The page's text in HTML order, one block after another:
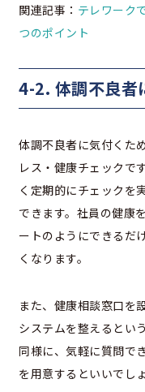
関連記事： テレワーク
つのポイント
4-2. 体調不良者
体調不良者に気付くた
レス・健康チェックで
く定期的にチェックを
できます。社員の健康
ートのようにできるだ
くなります。
また、健康相談窓口を
システムを整えるとい
同様に、気軽に質問で
を用意するといいでしょ